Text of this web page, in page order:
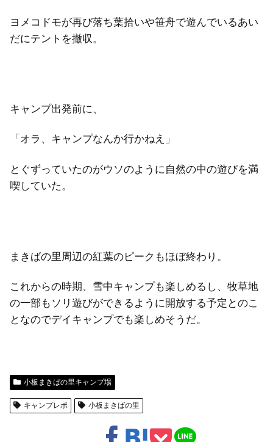
ヨメコドモが再び落ち葉拾いや笹舟で遊んでいるあい
だにテントを撤収。
キャンプ出発前に、
「オラ、キャンプなんか行かねえ」
とぐずっていたのがウソのように自然の中の遊びを満
喫していた。
まきばの里周辺の紅葉のピークもほぼ終わり。
これからの時期、雪中キャンプも楽しめるし、牧草地
の一部もソリ遊びができるように開放する予定とのこ
となのでデイキャンプでも楽しめそうだ。
小板まきばの里キャンプ場
キャンプレポ 小板まきばの里